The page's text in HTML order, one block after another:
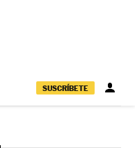
SUSCRÍBETE